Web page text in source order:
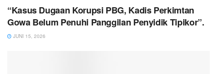
“Kasus Dugaan Korupsi PBG, Kadis Perkimtan
Gowa Belum Penuhi Panggilan Penyidik Tipikor”.
JUNI 15, 2026